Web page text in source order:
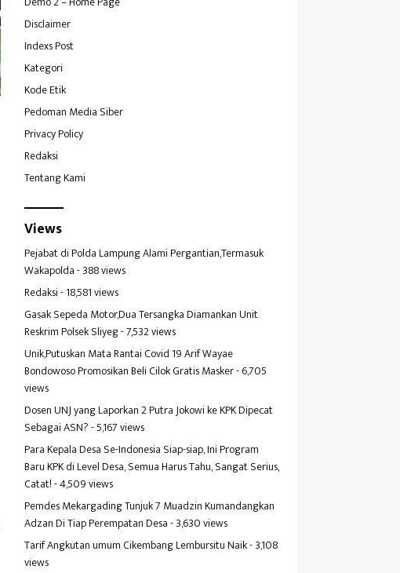
Disclaimer
Indexs Post
Kategori
Kode Etik
Pedoman Media Siber
Privacy Policy
Redaksi
Tentang Kami
Views
Pejabat di Polda Lampung Alami Pergantian,Termasuk
Wakapolda- 388 views
Redaksi- 18,581 views
Gasak Sepeda Motor,Dua Tersangka Diamankan Unit
Reskrim Polsek Sliyeg- 7,532 views
Unik,Putuskan Mata Rantai Covid 19 Arif Wayae
Bondowoso Promosikan Beli Cilok Gratis Masker- 6,705
views
Dosen UNJ yang Laporkan 2 Putra Jokowi ke KPK Dipecat
Sebagai ASN?- 5,167 views
Para Kepala Desa Se-Indonesia Siap-siap, Ini Program
Baru KPK di Level Desa, Semua Harus Tahu, Sangat Serius,
Catat!- 4,509 views
Pemdes Mekargading Tunjuk 7 Muadzin Kumandangkan
Adzan Di Tiap Perempatan Desa- 3,630 views
Tarif Angkutan umum Cikembang Lembursitu Naik- 3,108
views